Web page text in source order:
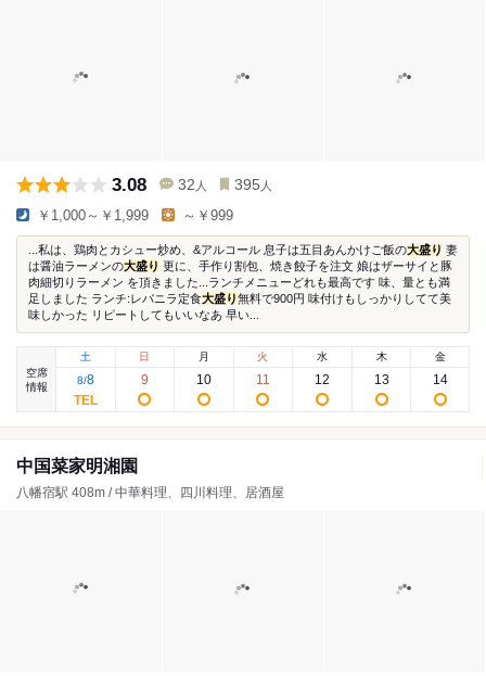
3.08 32 人 395 人
￥1,000～￥1,999 ～￥999
...私は、鶏肉とカシュー炒め、&アルコール 息子は五目あんかけご飯の大盛り 妻
は醤油ラーメンの大盛り 更に、手作り割包、焼き餃子を注文 娘はザーサイと豚
肉細切りラーメン を頂きました...ランチメニューどれも最高です 味、量とも満
足しました ランチ:レバニラ定食大盛り無料で900円 味付けもしっかりしてて美
味しかった リピートしてもいいなあ 早い...
空席
情報
土
8/8
日
9
月
10
火
11
水
12
木
13
金
14
中国菜家明湘園
八幡宿駅 408m / 中華料理、四川料理、居酒屋